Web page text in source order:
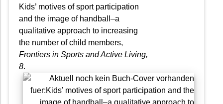
Kids’ motives of sport participation
and the image of handball–a
qualitative approach to increasing
the number of child members,
Frontiers in Sports and Active Living,
8.